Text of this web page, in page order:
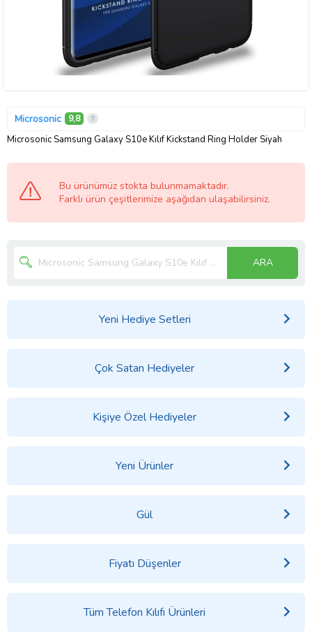
Microsonic 9,8
Microsonic Samsung Galaxy S10e Kılıf Kickstand Ring Holder Siyah
Bu ürünümüz stokta bulunmamaktadır.
Farklı ürün çeşitlerimize aşağıdan ulaşabilirsiniz.
ARA
Yeni Hediye Setleri
Çok Satan Hediyeler
Kişiye Özel Hediyeler
Yeni Ürünler
Gül
Fiyatı Düşenler
Tüm Telefon Kılıfı Ürünleri